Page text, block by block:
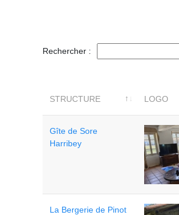
Rechercher :
STRUCTURE LOGO
Gîte de Sore
Harribey
La Bergerie de Pinot